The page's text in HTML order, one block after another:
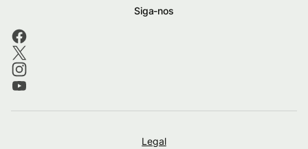
Siga-nos
Legal